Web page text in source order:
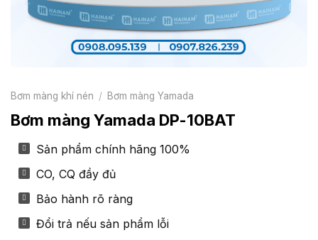
Bơm màng khí nén / Bơm màng Yamada
Bơm màng Yamada DP-10BAT
Sản phẩm chính hãng 100%
CO, CQ đầy đủ
Bảo hành rõ ràng
Đổi trả nếu sản phẩm lỗi